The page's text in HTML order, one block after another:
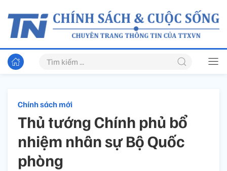
Chính sách mới
Thủ tướng Chính phủ bổ
nhiệm nhân sự Bộ Quốc
phòng